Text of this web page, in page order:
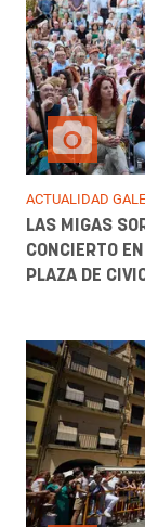
ACTUALIDAD
LAS MIGAS
CONCIERTO
PLAZA DE